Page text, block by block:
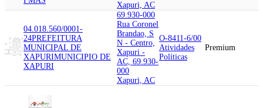
Xapuri, AC
04.018.560/0001-
24PREFEITURA
MUNICIPAL DE
XAPURIMUNICIPIO DE
XAPURI
69.930-000
Rua Coronel
Brandao, S
N - Centro,
Xapuri -
AC, 69.930-
000
Xapuri, AC
O-8411-6/00
Atividades
Políticas
Premium